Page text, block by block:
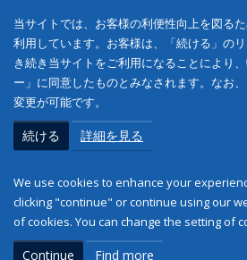
当サイトでは、お客様の利便性向上を図る
利用しています。お客様は、「続ける」の
き続き当サイトをご利用になることにより
ー」に同意したものとみなされます。なお
変更が可能です。
続ける 詳細を見る
We use cookies to enhance your
clicking "continue" or continue using our
of cookies. You can change the setting of
Continue Find more